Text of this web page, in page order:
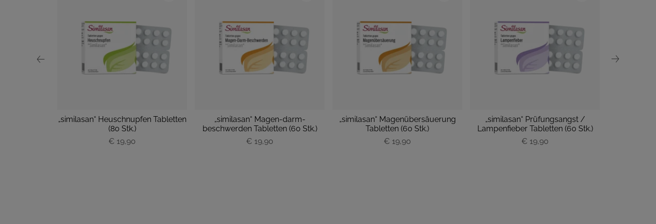
„similasan“ Heuschnupfen Tabletten
(80 Stk.)
€ 19,90
„similasan“ Magen-darm-
beschwerden Tabletten (60 Stk.)
€ 19,90
„similasan“ Magenübersäuerung
Tabletten (60 Stk.)
€ 19,90
„similasan“ Prüfungsangst /
Lampenfieber Tabletten (60 Stk.)
€ 19,90
P
P
P
r